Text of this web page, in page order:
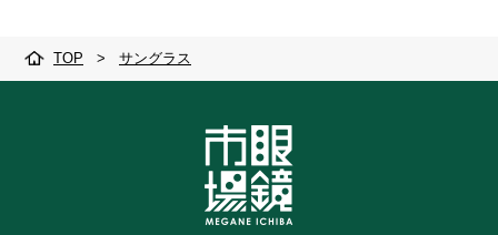
TOP > サングラス